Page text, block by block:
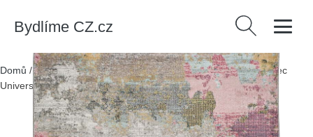
Bydlíme CZ.cz Vyhledávání
Domů /Produkty/Textil/Koberce a rohožky/Koberce/Koberec
Universal Amira, 160 x 230 cm